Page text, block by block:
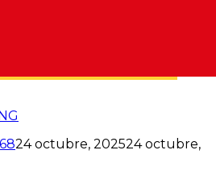
24 octubre, 202524 octubre,